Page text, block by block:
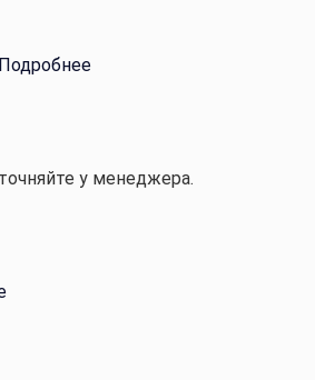
Подробнее
у менеджера.